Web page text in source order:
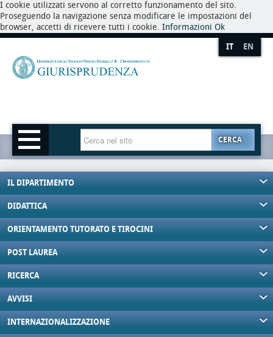
I cookie utilizzati servono al corretto funzionamento del sito.
Proseguendo la navigazione senza modificare le impostazioni del
browser, accetti di ricevere tutti i cookie. Informazioni Ok
IT EN
CERCA
IL DIPARTIMENTO
DIDATTICA
ORIENTAMENTO TUTORATO E TIROCINI
POST LAUREA
RICERCA
AVVISI
INTERNAZIONALIZZAZIONE